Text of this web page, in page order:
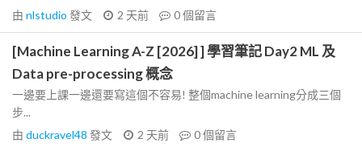
由 nlstudio 發文 2 天前 0個留言
[Machine Learning A-Z [2026] ] 學習筆記 Day2 ML 及
Data pre-processing 概念
一邊要上課一邊還要寫這個不容易! 整個machine learning分成三個
步...
由 duckravel48 發文 2 天前 0個留言